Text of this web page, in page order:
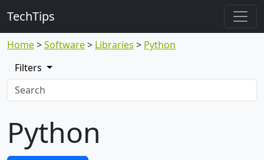
TechTips
Home Software Libraries
Python
Filters
Python